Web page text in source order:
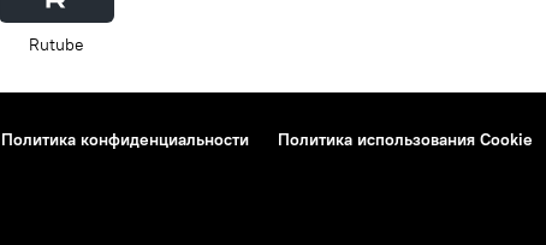
Rutube
Политика конфиденциальности
Политика использования Cookie